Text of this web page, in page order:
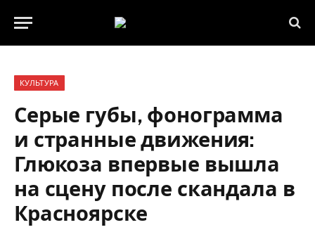
КУЛЬТУРА
Серые губы, фонограмма
и странные движения:
Глюкоза впервые вышла
на сцену после скандала в
Красноярске